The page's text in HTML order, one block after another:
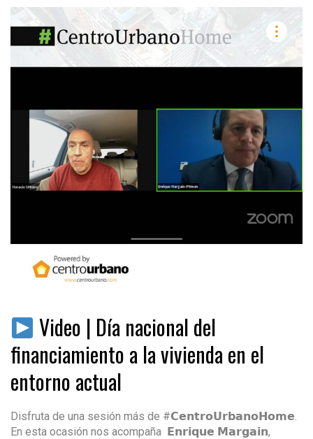
Video | Día nacional del
financiamiento a la vivienda en el
entorno actual
Disfruta de una sesión más de #𝗖𝗲𝗻𝘁𝗿𝗼𝗨𝗿𝗯𝗮𝗻𝗼𝗛𝗼𝗺𝗲.
En esta ocasión nos acompaña 𝗘𝗻𝗿𝗶𝗾𝘂𝗲 𝗠𝗮𝗿𝗴𝗮𝗶𝗻,